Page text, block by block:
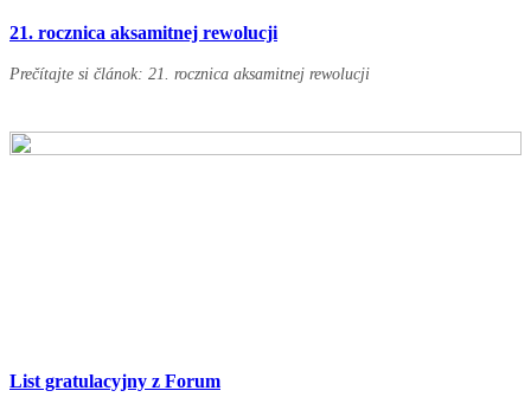
21. rocznica aksamitnej rewolucji
Prečítajte si článok: 21. rocznica aksamitnej rewolucji
List gratulacyjny z Forum